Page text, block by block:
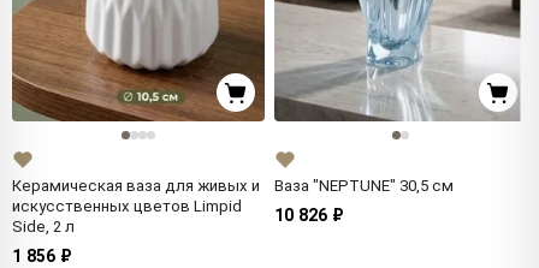
Керамическая ваза для живых и
искусственных цветов Limpid
Side, 2 л
1 856 ₽
Ваза "NEPTUNE" 30,5 см
10 826 ₽